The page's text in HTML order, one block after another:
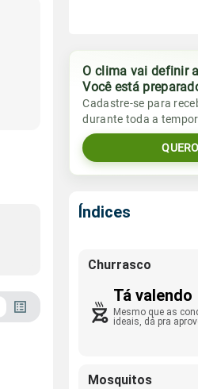
O clima vai definir
Você está
Cadastre-se para
durante toda a
Índices
Churrasco
Tá valendo
Mesmo que as
ideais, dá pra
Mosquitos